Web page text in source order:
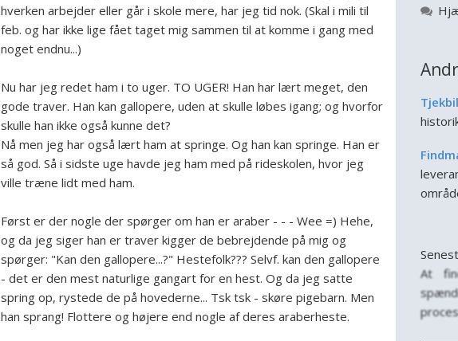
hverken arbejder eller går i skole mere, har jeg tid nok. (Skal i mili til
feb. og har ikke lige fået taget mig sammen til at komme i gang med
noget endnu...)
Nu har jeg redet ham i to uger. TO UGER! Han har lært meget, den
gode traver. Han kan gallopere, uden at skulle løbes igang; og hvorfor
skulle han ikke også kunne det?
Nå men jeg har også lært ham at springe. Og han kan springe. Han er
så god. Så i sidste uge havde jeg ham med på rideskolen, hvor jeg
ville træne lidt med ham.
Først er der nogle der spørger om han er araber - - - Wee =) Hehe,
og da jeg siger han er traver kigger de bebrejdende på mig og
spørger: "Kan den gallopere...?" Hestefolk??? Selvf. kan den gallopere
- det er den mest naturlige gangart for en hest. Og da jeg satte
spring op, rystede de på hovederne... Tsk tsk - skøre pigebarn. Men
han sprang! Flottere og højere end nogle af deres araberheste.
Tjekbil
At